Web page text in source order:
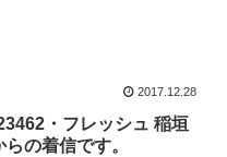
2017.12.28
・フレッシュ 稲垣
の着信です。